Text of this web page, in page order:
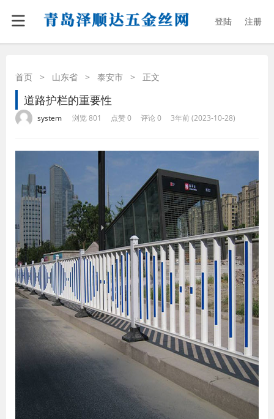
登陆 注册
首页 > 山东省 > 泰安市 > 正文
道路护栏的重要性
system 浏览 801 点赞 0 评论 0 3年前 (2023-10-28)